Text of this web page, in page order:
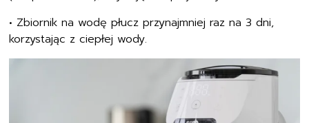
• Zbiornik na wodę płucz przynajmniej raz na 3 dni,
korzystając z ciepłej wody.